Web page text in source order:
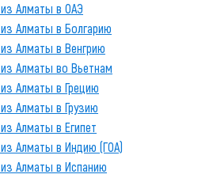
Алматы в ОАЭ
Алматы в Болгарию
Алматы в Венгрию
Алматы во Вьетнам
Алматы в Грецию
Алматы в Грузию
Алматы в Египет
Алматы в Индию (ГОА)
Алматы в Испанию